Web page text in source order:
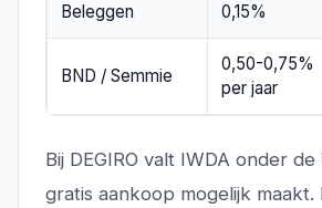
Beleggen
0,15%
BND / Semmie
0,50-0,75%
per jaar
Bij DEGIRO valt IWDA onder de
gratis aankoop mogelijk